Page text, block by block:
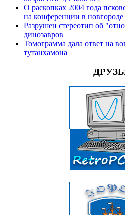
О раскопках 2004 года
на конференции в новгороде
Разрушен стереотип об
динозавров
Томограмма дала ответ на
тутанхамона